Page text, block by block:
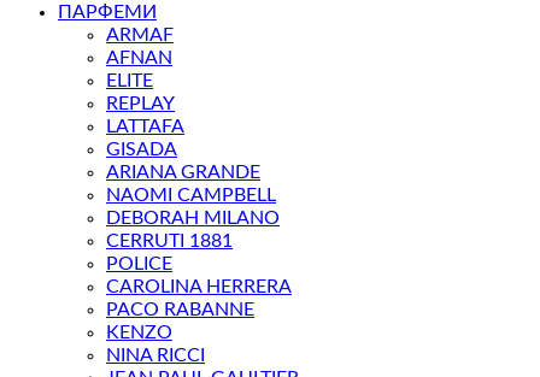
ПАРФЕМИ
ARMAF
AFNAN
ELITE
REPLAY
LATTAFA
GISADA
ARIANA GRANDE
NAOMI CAMPBELL
DEBORAH MILANO
CERRUTI 1881
POLICE
CAROLINA HERRERA
PACO RABANNE
KENZO
NINA RICCI